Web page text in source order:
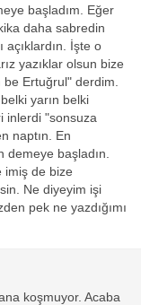
başladım. Eğer
daha sabredin
açıklardın. İşte o
yazıklar olsun bize
Ertuğrul" derdim.
yarın belki
inlerdi "sonsuza
naptın. En
demeye başladın.
imiş de bize
Ne diyeyim işi
pek ne yazdığımı
koşmuyor. Acaba